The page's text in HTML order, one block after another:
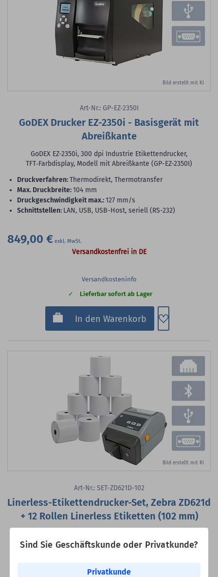
Sind Sie Geschäftskunde oder Privatkunde?
Privatkunde
Bild erstellt mit KI
Art-Nr.: GP-EZ-2350I
GoDEX Drucker EZ-2350i - Basisgerät mit
Abreißkante
GoDEX EZ-2350i, 300 dpi Industrie Etikettendrucker,
TFT‑Farbdisplay, Modell mit Abreißkante (GP-EZ-2350I)
Druckverfahren:Thermodirekt, Thermotransfer
max. Druckbreite:104 mm
Druckgeschwindigkeit max.:127 mm/s
Schnittstellen: LAN, USB, USB-Host, seriell (RS-232)
849,00 €
Versandkostenfrei in DE
Versandkosteninfo
Lieferbar sofort ab Lager
In den Warenkorb Zum
Bild erstellt mit KI
Art-Nr.: SET-ZD621D-102
Linerless-Etikettendrucker-Set, Zebra ZD621d
+ 12 Rollen Linerless Etiketten (102 mm)
1200 lfm x 102 mm
104 mm